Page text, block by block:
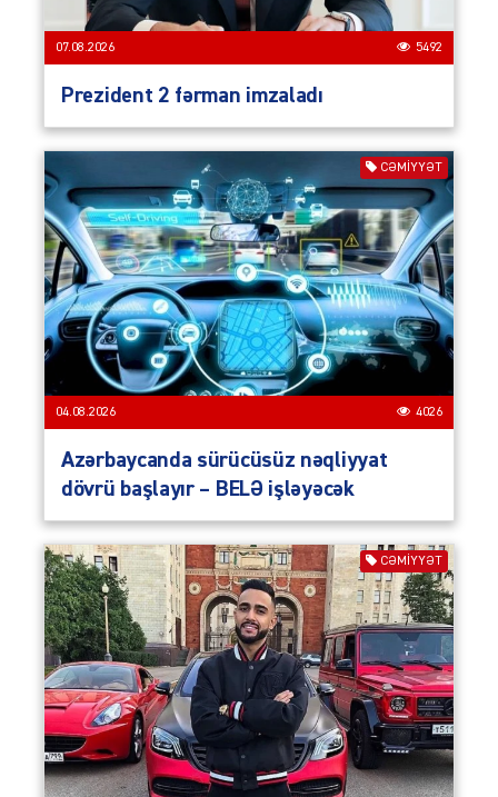
07.08.2026 5492
Prezident 2 fərman imzaladı
CƏMIYYƏT
04.08.2026 4026
Azərbaycanda sürücüsüz nəqliyyat
dövrü başlayır – BELƏ işləyəcək
CƏMIYYƏT